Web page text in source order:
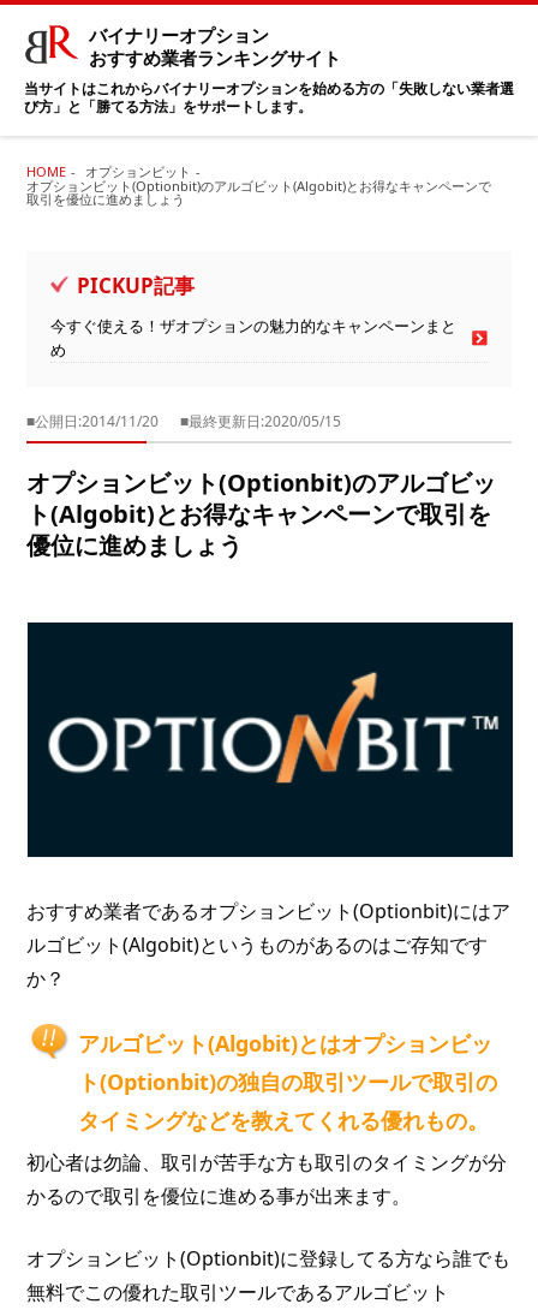
バイナリーオプション
おすすめ業者ランキングサイト
当サイトはこれからバイナリーオプションを始める方の「失敗しない業者選
び方」と「勝てる方法」をサポートします。
HOME
オプションビット
オプションビット(Optionbit)のアルゴビット(Algobit)とお得なキャンペーンで
取引を優位に進めましょう
PICKUP記事
今すぐ使える！ザオプションの魅力的なキャンペーンまと
め
■公開日:2014/11/20 ■最終更新日:2020/05/15
オプションビット(Optionbit)のアルゴビッ
ト(Algobit)とお得なキャンペーンで取引を
優位に進めましょう
おすすめ業者であるオプションビット(Optionbit)にはア
ルゴビット(Algobit)というものがあるのはご存知です
か？
アルゴビット(Algobit)とはオプションビッ
ト(Optionbit)の独自の取引ツールで取引の
タイミングなどを教えてくれる優れもの。
初心者は勿論、取引が苦手な方も取引のタイミングが分
かるので取引を優位に進める事が出来ます。
オプションビット(Optionbit)に登録してる方なら誰でも
無料でこの優れた取引ツールであるアルゴビット